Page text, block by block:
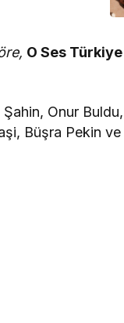
O Ses Türkiye
Şahin, Onur
Büşra Pekin